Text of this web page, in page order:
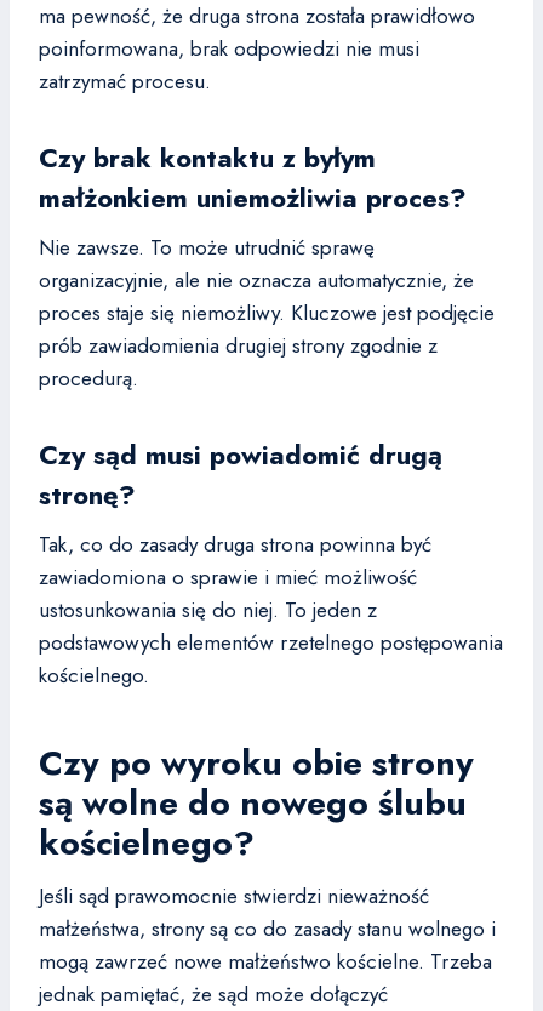
ma pewność, że druga strona została prawidłowo
poinformowana, brak odpowiedzi nie musi
zatrzymać procesu.
Czy brak kontaktu z byłym
małżonkiem uniemożliwia proces?
Nie zawsze. To może utrudnić sprawę
organizacyjnie, ale nie oznacza automatycznie, że
proces staje się niemożliwy. Kluczowe jest podjęcie
prób zawiadomienia drugiej strony zgodnie z
procedurą.
Czy sąd musi powiadomić drugą
stronę?
Tak, co do zasady druga strona powinna być
zawiadomiona o sprawie i mieć możliwość
ustosunkowania się do niej. To jeden z
podstawowych elementów rzetelnego postępowania
kościelnego.
Czy po wyroku obie strony
są wolne do nowego ślubu
kościelnego?
Jeśli sąd prawomocnie stwierdzi nieważność
małżeństwa, strony są co do zasady stanu wolnego i
mogą zawrzeć nowe małżeństwo kościelne. Trzeba
jednak pamiętać, że sąd może dołączyć